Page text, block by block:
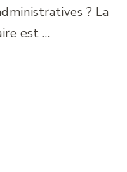
? La
est …